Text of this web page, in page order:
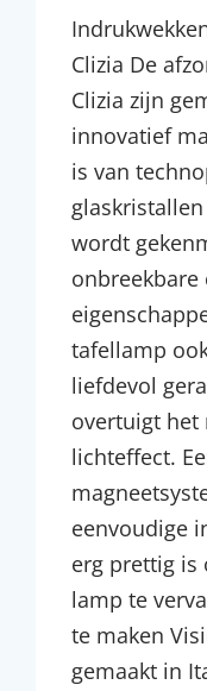
Clizia De
Clizia zijn
innovatief
is van
wordt
onbreekbare
tafellamp
liefdevol
overtuigt het
lichteffect.
eenvoudige
erg prettig is
lamp te
te maken
gemaakt in